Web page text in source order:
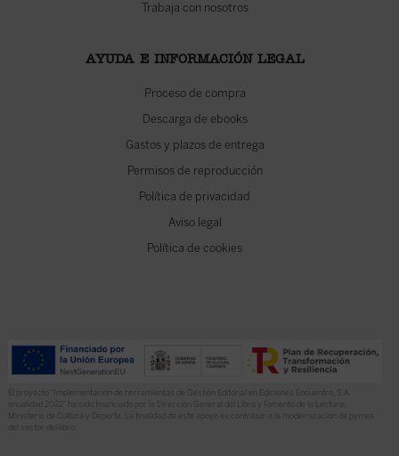
Trabaja con nosotros
AYUDA E INFORMACIÓN LEGAL
Proceso de compra
Descarga de ebooks
Gastos y plazos de entrega
Permisos de reproducción
Política de privacidad
Aviso legal
Política de cookies
El proyecto “Implementación de herramientas de Gestión Editorial en Ediciones Encuentro, S.A.
anualidad 2022” ha sido financiado por la Dirección General del Libro y Fomento de la Lectura,
Ministerio de Cultura y Deporte. La finalidad de este apoyo es contribuir a la modernización de pymes
del sector del libro.